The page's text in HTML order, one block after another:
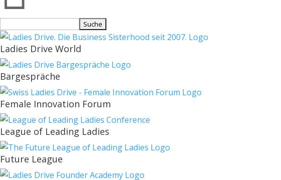
nach:
Ladies Drive World
Bargespräche
Female Innovation Forum
League of Leading Ladies
Future League